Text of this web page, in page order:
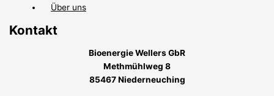
Über uns
Kontakt
Bioenergie Wellers GbR
Methmühlweg 8
85467 Niederneuching